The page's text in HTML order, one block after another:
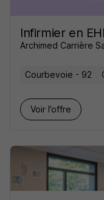
Infirmier en
Archimed Carrière
Courbevoie - 92
Voir l’offre